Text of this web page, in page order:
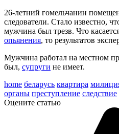
26-летний гомельчанин
следователи. Стало известно,
мужчина был трезв. Что
опьянения, то результатов
Мужчина работал на местном
был, супруги не имеет.
home беларусь квартира
органы преступление следствие
Оцените статью